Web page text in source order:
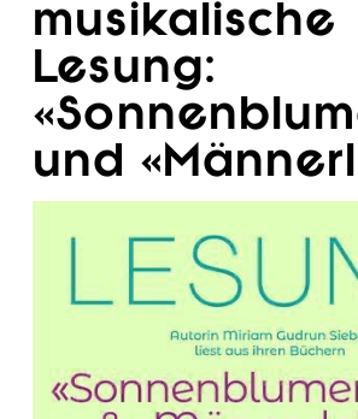
musikalische
Lesung:
und